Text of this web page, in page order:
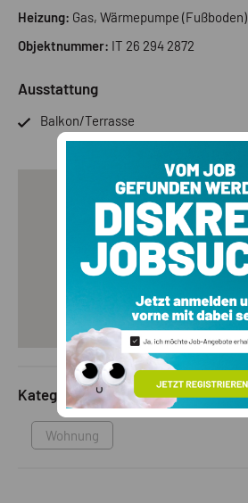
Heizung: Gas, Wärmepumpe (Fußboden)
Objektnummer: IT 26 294 2872
Ausstattung
Balkon/Terrasse
Kategorie
Wohnung